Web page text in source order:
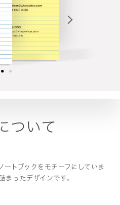
ついて
ートブックをモチーフにしていま
まったデザインです。